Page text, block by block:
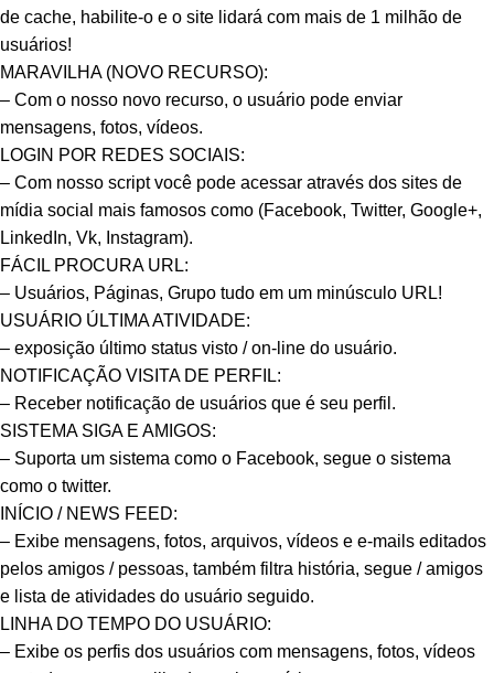
de cache, habilite-o e o site lidará com mais de 1 milhão de
usuários!
MARAVILHA (NOVO RECURSO):
– Com o nosso novo recurso, o usuário pode enviar
mensagens, fotos, vídeos.
LOGIN POR REDES SOCIAIS:
– Com nosso script você pode acessar através dos sites de
mídia social mais famosos como (Facebook, Twitter, Google+,
LinkedIn, Vk, Instagram).
FÁCIL PROCURA URL:
– Usuários, Páginas, Grupo tudo em um minúsculo URL!
USUÁRIO ÚLTIMA ATIVIDADE:
– exposição último status visto / on-line do usuário.
NOTIFICAÇÃO VISITA DE PERFIL:
– Receber notificação de usuários que é seu perfil.
SISTEMA SIGA E AMIGOS:
– Suporta um sistema como o Facebook, segue o sistema
como o twitter.
INÍCIO / NEWS FEED:
– Exibe mensagens, fotos, arquivos, vídeos e e-mails editados
pelos amigos / pessoas, também filtra história, segue / amigos
e lista de atividades do usuário seguido.
LINHA DO TEMPO DO USUÁRIO:
– Exibe os perfis dos usuários com mensagens, fotos, vídeos